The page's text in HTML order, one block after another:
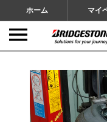
ホーム マイ